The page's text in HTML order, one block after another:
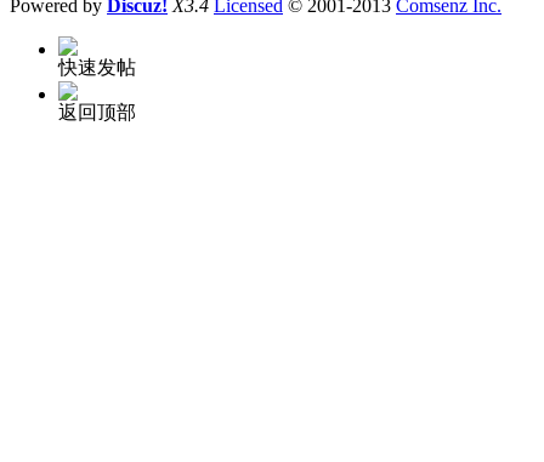
Powered by Discuz! X3.4 Licensed © 2001-2013 Comsenz Inc.
快速发帖
返回顶部